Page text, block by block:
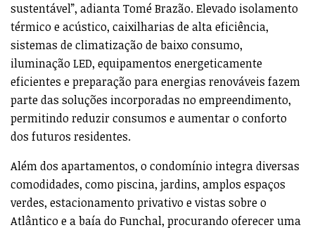
sustentável”, adianta Tomé Brazão. Elevado isolamento
térmico e acústico, caixilharias de alta eficiência,
sistemas de climatização de baixo consumo,
iluminação LED, equipamentos energeticamente
eficientes e preparação para energias renováveis fazem
parte das soluções incorporadas no empreendimento,
permitindo reduzir consumos e aumentar o conforto
dos futuros residentes.
Além dos apartamentos, o condomínio integra diversas
comodidades, como piscina, jardins, amplos espaços
verdes, estacionamento privativo e vistas sobre o
Atlântico e a baía do Funchal, procurando oferecer uma